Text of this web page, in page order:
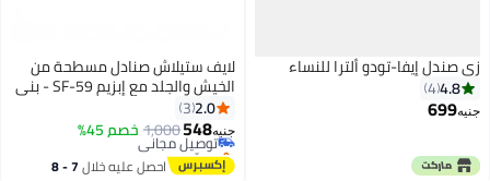
زي صندل إيفا-تودو ألترا للنساء
4.8
4
جنيه699
4
لايف ستيلاش صنادل مسطحة من
الخيش والجلد مع إبزيم SF-59 - بني
2.0
3
جنيه548
1,000خصم 45% توصيل مجاني
بتخلّص بسرعة
توصيل مجانياحصل عليه خلال 7 - 8